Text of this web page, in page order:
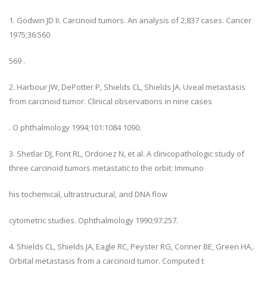
1. Godwin JD II. Carcinoid tumors. An analysis of 2,837 cases. Cancer
1975;36:560
569 .
2. Harbour JW, DePotter P, Shields CL, Shields JA. Uveal metastasis
from carcinoid tumor. Clinical observations in nine cases
. O phthalmology 1994;101:1084 1090.
3. Shetlar DJ, Font RL, Ordonez N, et al. A clinicopathologic study of
three carcinoid tumors metastatic to the orbit: Immuno
his tochemical, ultrastructural, and DNA flow
cytometric studies. Ophthalmology 1990;97:257.
4. Shields CL, Shields JA, Eagle RC, Peyster RG, Conner BE, Green HA,.
Orbital metastasis from a carcinoid tumor. Computed t